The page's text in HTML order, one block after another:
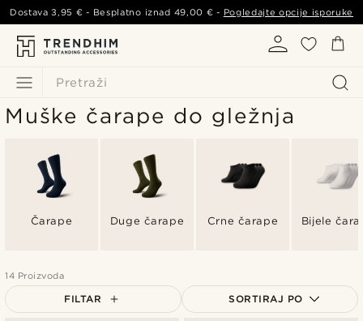
Pretraži
Dostava3,95 € - Besplatno iznad 49,00 € - Pogledajte opcije isporuke
Muške čarape do gležnja
Čarape Duge čarape Crne čarape Bijele
14 Proizvoda
FILTAR SORTIRAJ PO